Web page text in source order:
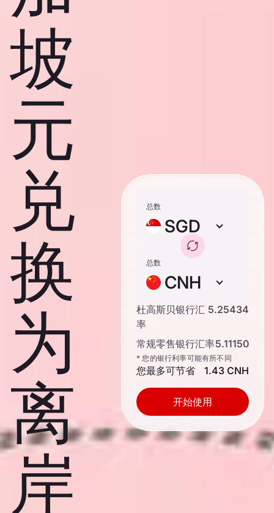
坡
元
兑
换
为
离
岸
总数
SGD
总数
CNH
杜高斯贝银行汇
率
5.25434
常规零售银行汇率5.11150
* 您的银行利率可能有所不同
您最多可节省 1.43 CNH
开始使用